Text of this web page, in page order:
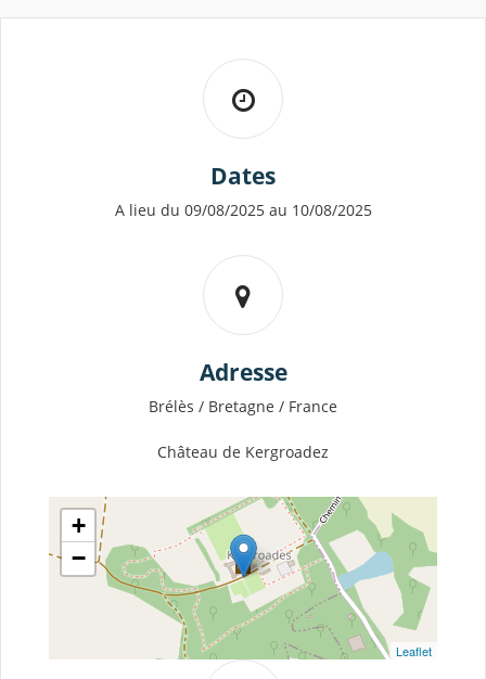
Dates
A lieu du 09/08/2025 au 10/08/2025
Adresse
Brélès / Bretagne / France
Château de Kergroadez
+
−
Leaflet